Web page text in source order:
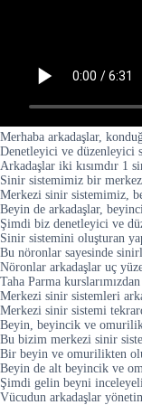
Merhaba arkadaşlar,
Denetleyici ve düzenleyici
Arkadaşlar iki kısımdır 1
Sinir sistemimiz bir
Merkezi sinir sistemimiz,
Beyin de arkadaşlar,
Şimdi biz denetleyici ve
Sinir sistemini oluşturan
Bu nöronlar sayesinde
Nöronlar arkadaşlar uç
Taha Parma
Merkezi sinir sistemleri
Merkezi sinir sistemi
Beyin, beyincik ve
Bu bizim merkezi sinir
Bir beyin ve omurilikten
Beyin de alt beyincik ve
Şimdi gelin beyni
Vücudun arkadaşlar